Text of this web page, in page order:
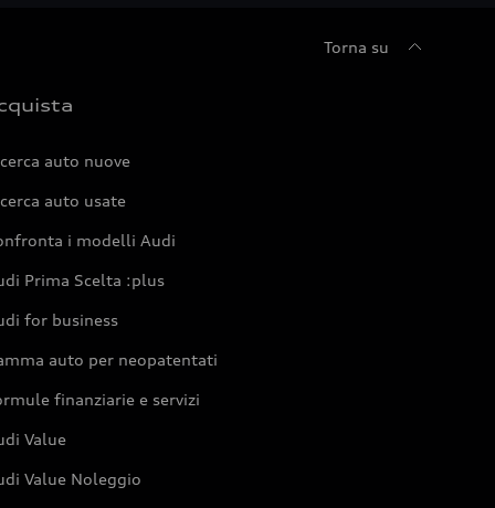
Torna su
auto nuove
auto usate
i modelli Audi
Prima Scelta :plus
for business
auto per neopatentati
finanziarie e servizi
Value
Value Noleggio